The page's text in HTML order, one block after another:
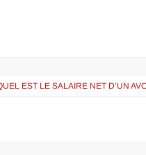
EST LE SALAIRE NET D’UN